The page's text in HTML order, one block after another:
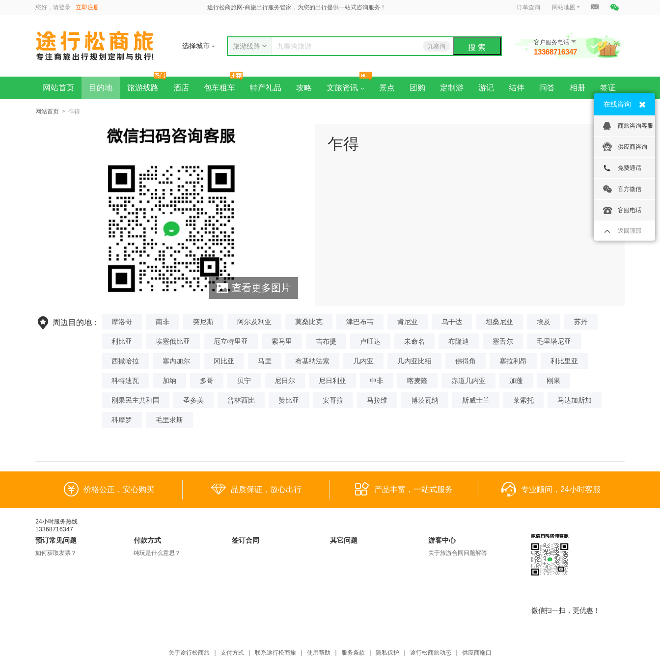
您好，请登录 立即注册 途行松商旅网-商旅出行服务管家，为您的出行提供一站式咨询服务！ 订单查询 网站地图
选择城市 旅游线路 搜 索
九寨沟
九寨沟旅游
黄龙
客户服务电话
13368716347
网站首页 目的地 旅游线路 酒店 包车租车 特产礼品 攻略 文旅资讯 景点 团购 定制游 游记 结伴 问答 相册 签证
网站首页 > 乍得
查看更多图片
乍得
周边目的地： 摩洛哥 南非 突尼斯 阿尔及利亚 莫桑比克 津巴布韦 肯尼亚 乌干达 坦桑尼亚 埃及 苏丹
利比亚 埃塞俄比亚 厄立特里亚 索马里 吉布提 卢旺达 未命名 布隆迪 塞舌尔 毛里塔尼亚
西撒哈拉 塞内加尔 冈比亚 马里 布基纳法索 几内亚 几内亚比绍 佛得角 塞拉利昂 利比里亚
科特迪瓦 加纳 多哥 贝宁 尼日尔 尼日利亚 中非 喀麦隆 赤道几内亚 加蓬 刚果
刚果民主共和国 圣多美 普林西比 赞比亚 安哥拉 马拉维 博茨瓦纳 斯威士兰 莱索托 马达加斯加
科摩罗 毛里求斯
价格公正，安心购买 品质保证，放心出行 产品丰富，一站式服务 专业顾问，24小时客服
24小时服务热线
13368716347
预订常见问题
如何获取发票？
付款方式
纯玩是什么意思？
签订合同 其它问题 游客中心
关于旅游合同问题解答
微信扫一扫，更优惠！
关于途行松商旅 支付方式 联系途行松商旅 使用帮助 服务条款 隐私保护 途行松商旅动态 供应商端口
在线咨询
商旅咨询客服
供应商咨询
免费通话
官方微信
客服电话
返回顶部